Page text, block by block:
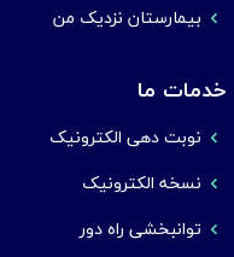
بیمارستان نزدیک من
خدمات ما
نوبت دهی الکترونیک
نسخه الکترونیک
توانبخشی راه دور